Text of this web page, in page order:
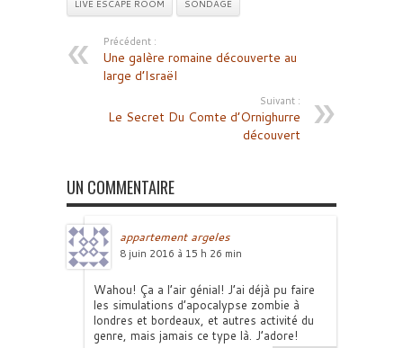
LIVE ESCAPE ROOM
SONDAGE
Précédent :
Une galère romaine découverte au
large d’Israël
Suivant :
Le Secret Du Comte d’Ornighurre
découvert
UN COMMENTAIRE
appartement argeles
8 juin 2016 à 15 h 26 min
Wahou! Ça a l’air génial! J’ai déjà pu faire
les simulations d’apocalypse zombie à
londres et bordeaux, et autres activité du
genre, mais jamais ce type là. J’adore!